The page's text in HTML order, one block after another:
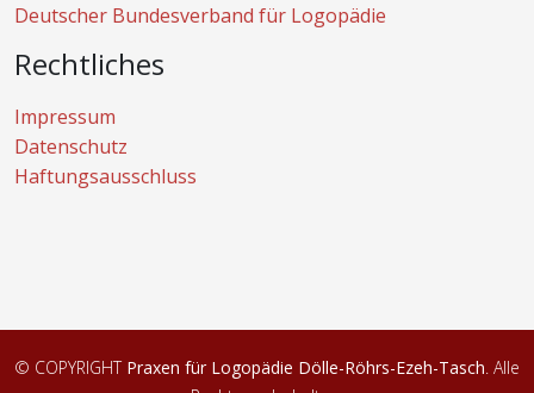
Deutscher Bundesverband für Logopädie
Rechtliches
Impressum
Datenschutz
Haftungsausschluss
© COPYRIGHT Praxen für Logopädie Dölle-Röhrs-Ezeh-Tasch. Alle